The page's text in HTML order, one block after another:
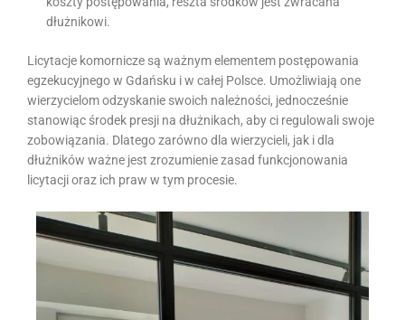
dłużnikowi.
Licytacje komornicze są ważnym elementem postępowania
egzekucyjnego w Gdańsku i w całej Polsce. Umożliwiają one
wierzycielom odzyskanie swoich należności, jednocześnie
stanowiąc środek presji na dłużnikach, aby ci regulowali swoje
zobowiązania. Dlatego zarówno dla wierzycieli, jak i dla
dłużników ważne jest zrozumienie zasad funkcjonowania
licytacji oraz ich praw w tym procesie.